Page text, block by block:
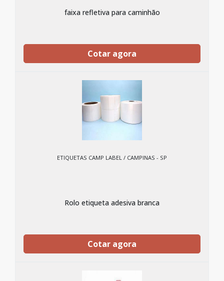
faixa refletiva para caminhão
Cotar agora
ETIQUETAS CAMP LABEL / CAMPINAS - SP
Rolo etiqueta adesiva branca
Cotar agora